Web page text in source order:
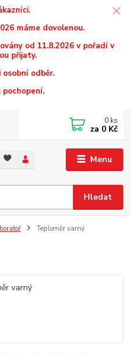
máme dovolenou.
od 11.8.2026 v pořadí v
přijaty.
osobní odběr.
pochopení.
Menu
Hledat
0 ks
za 0 Kč
Teploměr varný